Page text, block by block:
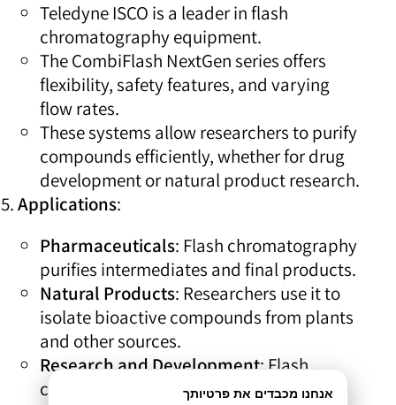
Teledyne ISCO is a leader in flash
chromatography equipment.
The CombiFlash NextGen series offers
flexibility, safety features, and varying
flow rates.
These systems allow researchers to purify
compounds efficiently, whether for drug
development or natural product research.
Applications:
Pharmaceuticals: Flash chromatography
purifies intermediates and final products.
Natural Products: Researchers use it to
isolate bioactive compounds from plants
and other sources.
Research and Development: Flash
chromatography aids in compound
אנחנו מכבדים את פרטיותך